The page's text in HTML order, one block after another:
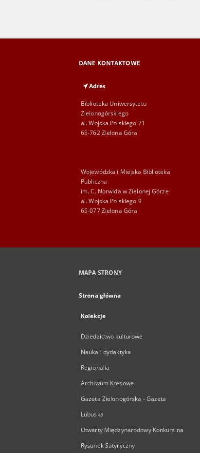
DANE KONTAKTOWE
Adres
Biblioteka Uniwersytetu
Zielonogórskiego
al. Wojska Polskiego 71
65-762 Zielona Góra
Wojewódzka i Miejska Biblioteka
Publiczna
im. C. Norwida w Zielonej Górze
al. Wojska Polskiego 9
65-077 Zielona Góra
MAPA STRONY
Strona główna
Kolekcje
Dziedzictwo kulturowe
Nauka i dydaktyka
Regionalia
Archiwum Kresowe
Gazeta Zielonogórska - Gazeta
Lubuska
Otwarty Międzynarodowy Konkurs na
Rysunek Satyryczny